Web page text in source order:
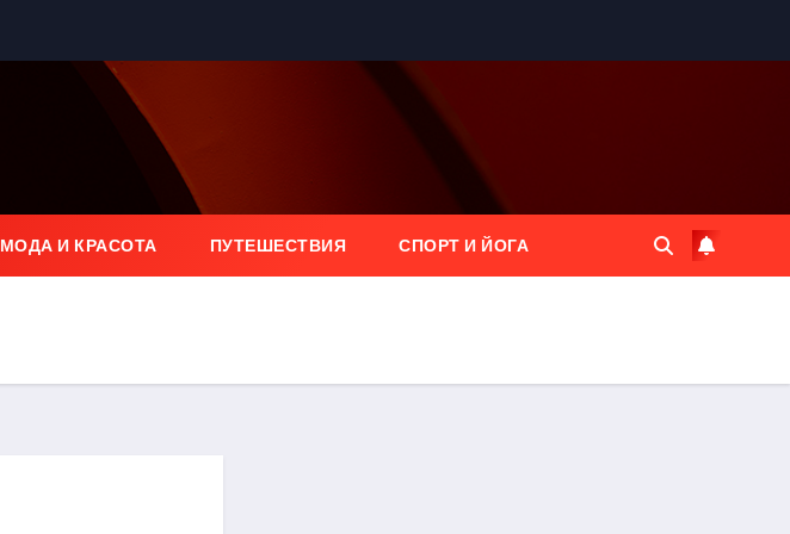
МОДА И КРАСОТА ПУТЕШЕСТВИЯ СПОРТ И ЙОГА